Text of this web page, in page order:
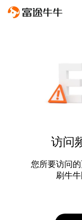
访问
您所要访问
刷牛